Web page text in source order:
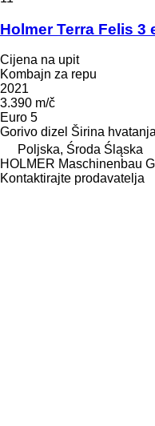
Holmer Terra Felis 3
Cijena na upit
Kombajn za repu
2021
3.390 m/č
Euro 5
Gorivo dizel Širina hvatanja
Poljska, Środa Śląska
HOLMER Maschinenbau
Kontaktirajte prodavatelja